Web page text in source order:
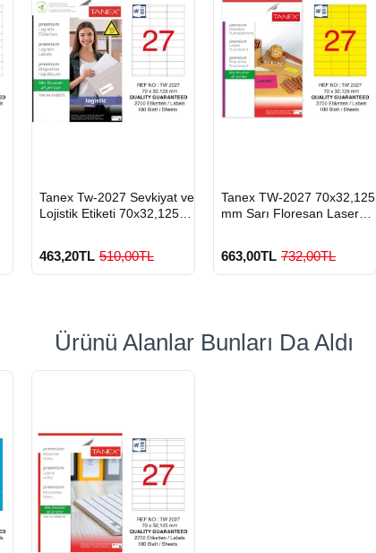
GÖNDERİ
Tanex Tw-2027 Sevkiyat ve
Lojistik Etiketi 70x32,125
463,20TL 510,00TL
GÖNDERİ
Tanex TW-2027 70x32,125
mm Sarı Floresan Laser
663,00TL 732,00TL
Ürünü Alanlar Bunları Da Aldı